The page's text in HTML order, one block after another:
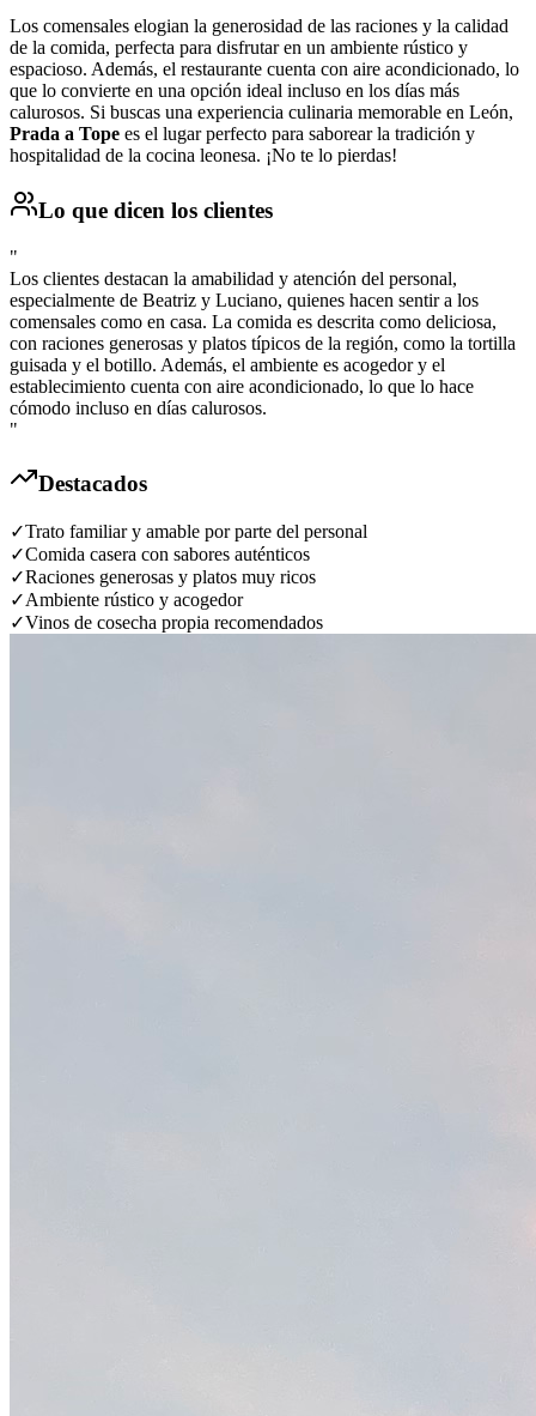
Los comensales elogian la generosidad de las raciones y la calidad
de la comida, perfecta para disfrutar en un ambiente rústico y
espacioso. Además, el restaurante cuenta con aire acondicionado, lo
que lo convierte en una opción ideal incluso en los días más
calurosos. Si buscas una experiencia culinaria memorable en León,
Prada a Tope es el lugar perfecto para saborear la tradición y
hospitalidad de la cocina leonesa. ¡No te lo pierdas!
Lo que dicen los clientes
"
Los clientes destacan la amabilidad y atención del personal,
especialmente de Beatriz y Luciano, quienes hacen sentir a los
comensales como en casa. La comida es descrita como deliciosa,
con raciones generosas y platos típicos de la región, como la tortilla
guisada y el botillo. Además, el ambiente es acogedor y el
establecimiento cuenta con aire acondicionado, lo que lo hace
cómodo incluso en días calurosos.
"
Destacados
✓Trato familiar y amable por parte del personal
✓Comida casera con sabores auténticos
✓Raciones generosas y platos muy ricos
✓Ambiente rústico y acogedor
✓Vinos de cosecha propia recomendados